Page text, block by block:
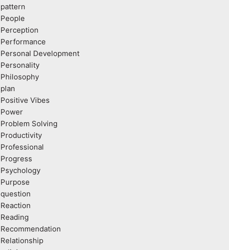
pattern
People
Perception
Performance
Personal Development
Personality
Philosophy
plan
Positive Vibes
Power
Problem Solving
Productivity
Professional
Progress
Psychology
Purpose
question
Reaction
Reading
Recommendation
Relationship